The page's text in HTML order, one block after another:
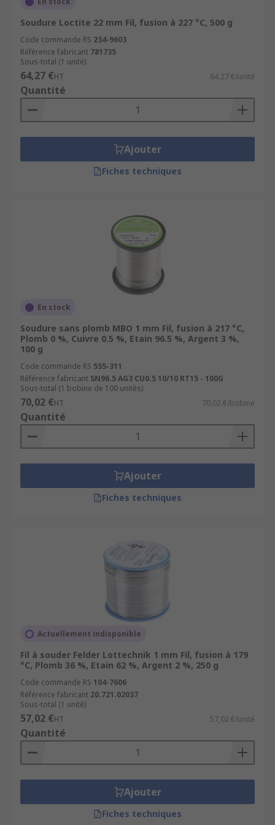
Soudure Loctite 22 mm Fil, fusion à 227 °C, 500 g
Code commande RS 234-9603
Référence fabricant 781735
Sous-total (1 unité)
64,27 €HT 64,27 €/unité
Quantité
Ajouter
Fiches techniques
En stock
Soudure sans plomb MBO 1 mm Fil, fusion à 217 °C,
Plomb 0 %, Cuivre 0.5 %, Etain 96.5 %, Argent 3 %,
100 g
Code commande RS 555-311
Référence fabricant SN96.5 AG3 CU0.5 10/10 RT15 - 100G
Sous-total (1 bobine de 100 unités)
70,02 €HT 70,02 €/bobine
Quantité
Ajouter
Fiches techniques
Actuellement indisponible
Fil à souder Felder Lottechnik 1 mm Fil, fusion à 179
°C, Plomb 36 %, Etain 62 %, Argent 2 %, 250 g
Code commande RS 104-7606
Référence fabricant 20.721.02037
Sous-total (1 unité)
57,02 €HT 57,02 €/unité
Quantité
Ajouter
Fiches techniques